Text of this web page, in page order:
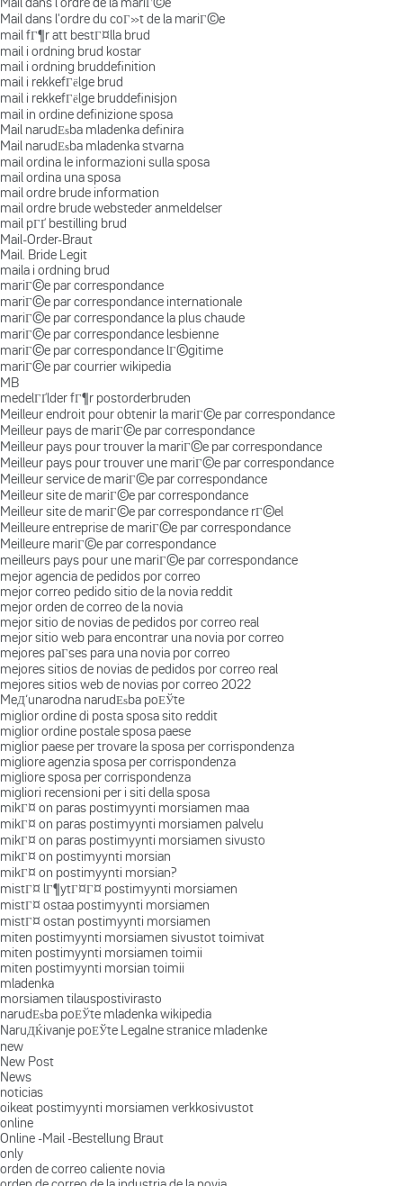
Mail dans l'ordre du coГ»t de la mariГ©e
mail fГ¶r att bestГ¤lla brud
mail i ordning brud kostar
mail i ordning bruddefinition
mail i rekkefГёlge brud
mail i rekkefГёlge bruddefinisjon
mail in ordine definizione sposa
Mail narudЕѕba mladenka definira
Mail narudЕѕba mladenka stvarna
mail ordina le informazioni sulla sposa
mail ordina una sposa
mail ordre brude information
mail ordre brude websteder anmeldelser
mail pГҐ bestilling brud
Mail-Order-Braut
Mail. Bride Legit
maila i ordning brud
mariГ©e par correspondance
mariГ©e par correspondance internationale
mariГ©e par correspondance la plus chaude
mariГ©e par correspondance lesbienne
mariГ©e par correspondance lГ©gitime
mariГ©e par courrier wikipedia
MB
medelГҐlder fГ¶r postorderbruden
Meilleur endroit pour obtenir la mariГ©e par correspondance
Meilleur pays de mariГ©e par correspondance
Meilleur pays pour trouver la mariГ©e par correspondance
Meilleur pays pour trouver une mariГ©e par correspondance
Meilleur service de mariГ©e par correspondance
Meilleur site de mariГ©e par correspondance
Meilleur site de mariГ©e par correspondance rГ©el
Meilleure entreprise de mariГ©e par correspondance
Meilleure mariГ©e par correspondance
meilleurs pays pour une mariГ©e par correspondance
mejor agencia de pedidos por correo
mejor correo pedido sitio de la novia reddit
mejor orden de correo de la novia
mejor sitio de novias de pedidos por correo real
mejor sitio web para encontrar una novia por correo
mejores paГ­ses para una novia por correo
mejores sitios de novias de pedidos por correo real
mejores sitios web de novias por correo 2022
MeД‘unarodna narudЕѕba poЕЎte
miglior ordine di posta sposa sito reddit
miglior ordine postale sposa paese
miglior paese per trovare la sposa per corrispondenza
migliore agenzia sposa per corrispondenza
migliore sposa per corrispondenza
migliori recensioni per i siti della sposa
mikГ¤ on paras postimyynti morsiamen maa
mikГ¤ on paras postimyynti morsiamen palvelu
mikГ¤ on paras postimyynti morsiamen sivusto
mikГ¤ on postimyynti morsian
mikГ¤ on postimyynti morsian?
mistГ¤ lГ¶ytГ¤Г¤ postimyynti morsiamen
mistГ¤ ostaa postimyynti morsiamen
mistГ¤ ostan postimyynti morsiamen
miten postimyynti morsiamen sivustot toimivat
miten postimyynti morsiamen toimii
miten postimyynti morsian toimii
mladenka
morsiamen tilauspostivirasto
narudЕѕba poЕЎte mladenka wikipedia
NaruДЌivanje poЕЎte Legalne stranice mladenke
new
New Post
News
noticias
oikeat postimyynti morsiamen verkkosivustot
online
Online -Mail -Bestellung Braut
only
orden de correo caliente novia